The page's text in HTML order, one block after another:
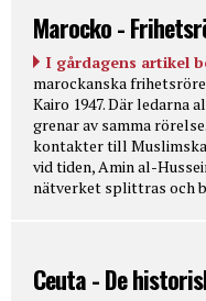
Marocko -
I gårdagens artikel
marockanska
Kairo 1947. Där ledarna
grenar av samma
kontakter till
vid tiden, Amin al-
nätverket splittras och
Ceuta - De